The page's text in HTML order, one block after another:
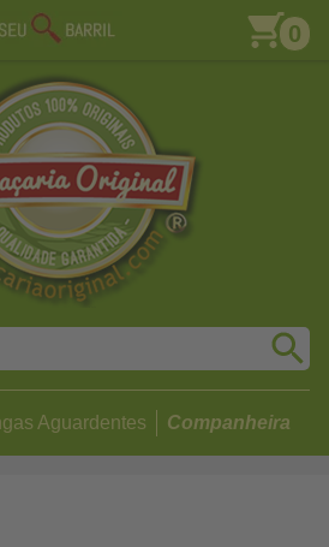
0
Aguardentes Companheira